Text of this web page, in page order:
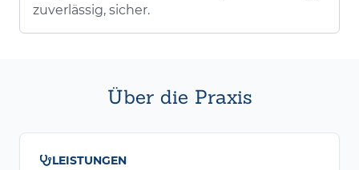
zuverlässig, sicher.
Über die Praxis
LEISTUNGEN